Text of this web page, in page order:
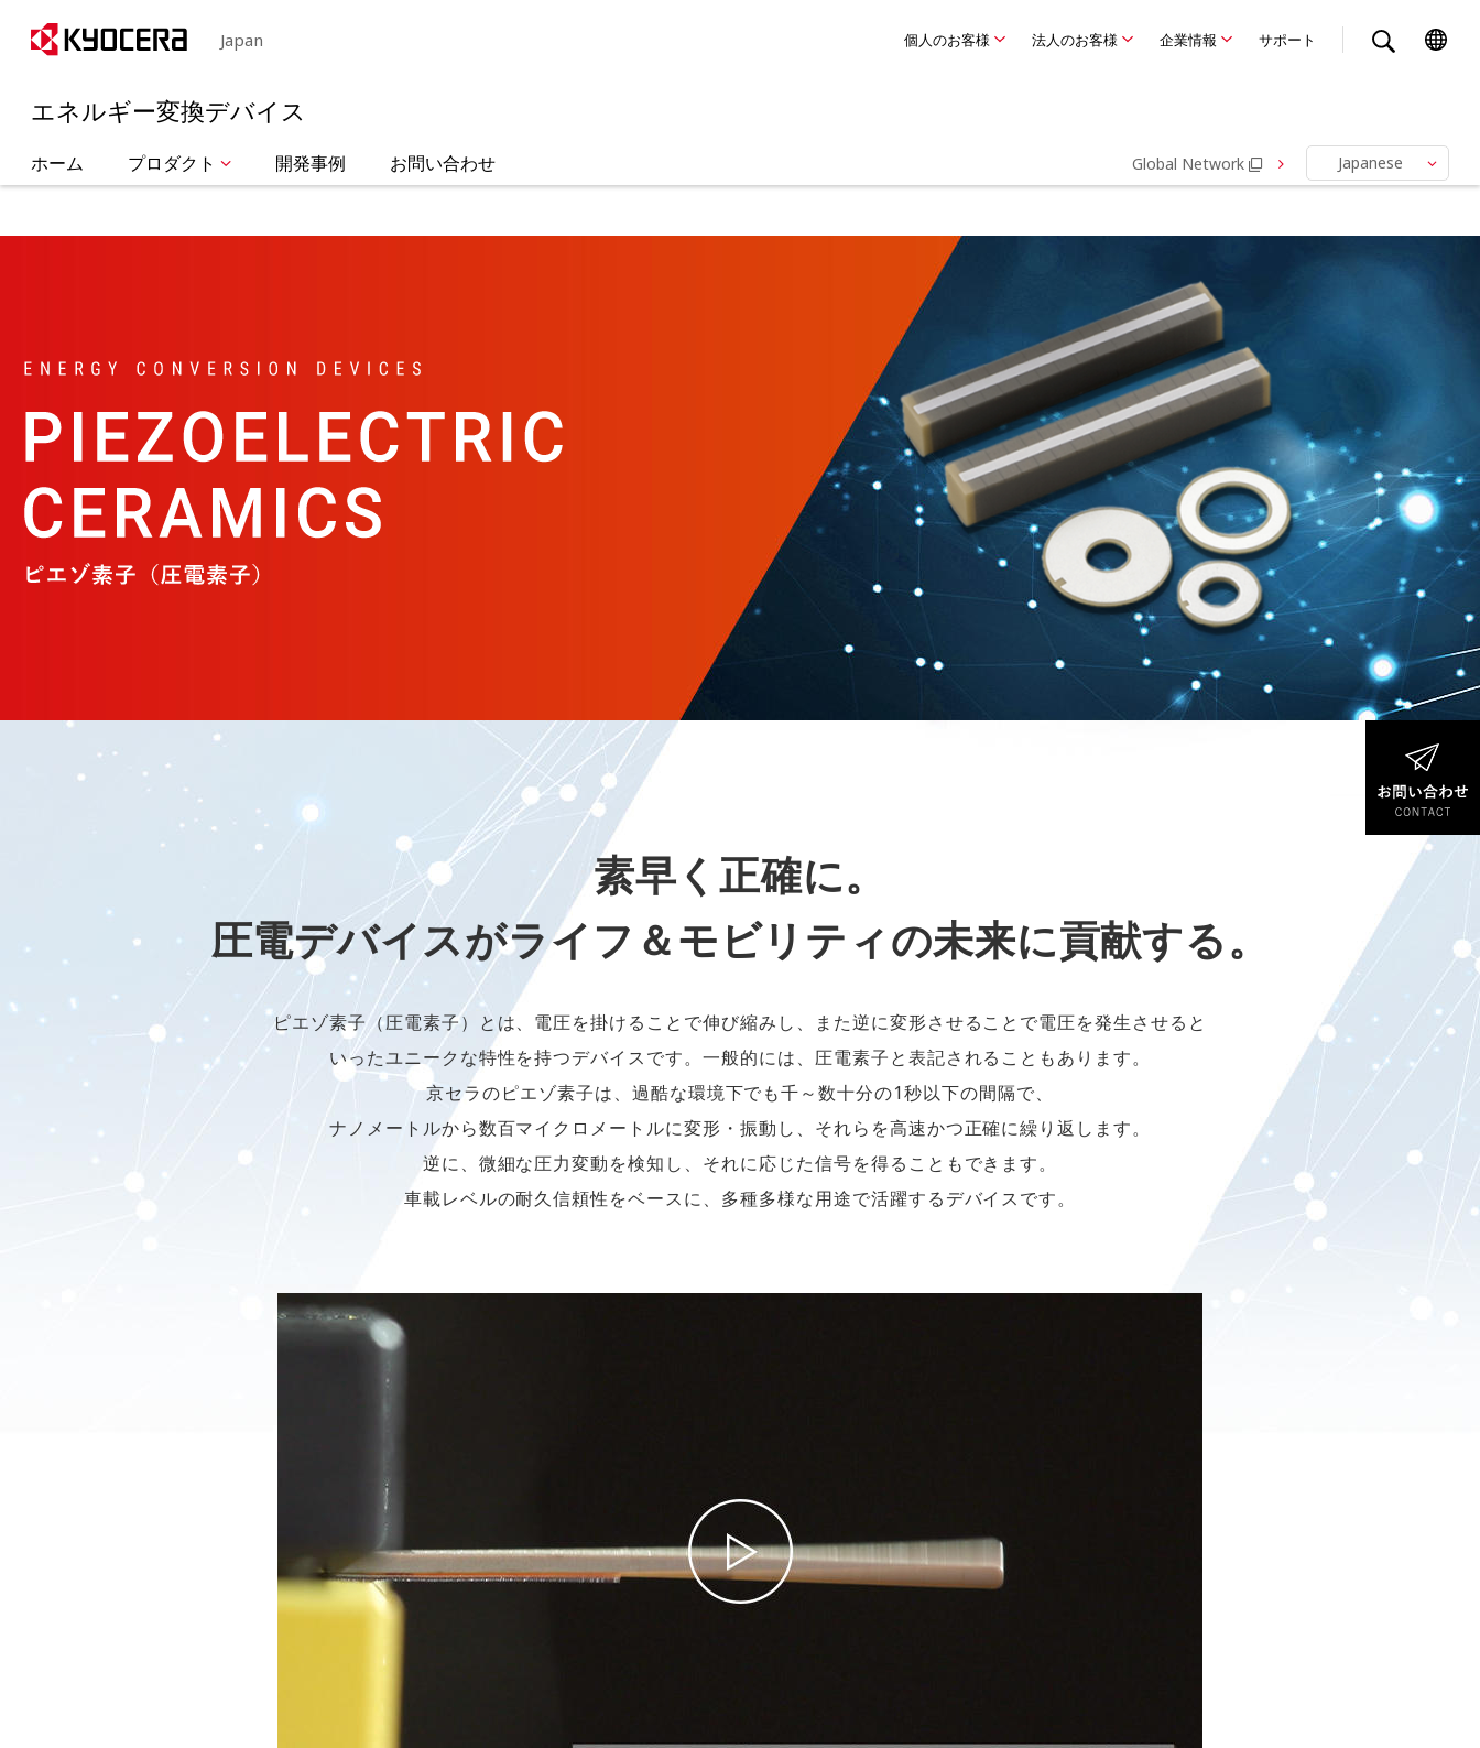
Japan 個人のお客様 法人のお客様 企業情報 サポート
エネルギー変換デバイス
ホーム プロダクト 開発事例 お問い合わせ Global Network
Japanese
Chinese
素早く正確に。
圧電デバイスがライフ＆モビリティの未来に貢献する。
ピエゾ素子（圧電素子）とは、電圧を掛けることで伸び縮みし、
また逆に変形させることで電圧を発生させると
いったユニークな特性を持つデバイスです。一般的には、圧電素子と表記されることもあります。
京セラのピエゾ素子は、過酷な環境下でも千～数十分の1秒以下の間隔で、
ナノメートルから数百マイクロメートルに変形・振動し、それらを高速かつ正確に繰り返します。
逆に、微細な圧力変動を検知し、それに応じた信号を得ることもできます。
車載レベルの耐久信頼性をベースに、多種多様な用途で活躍するデバイスです。